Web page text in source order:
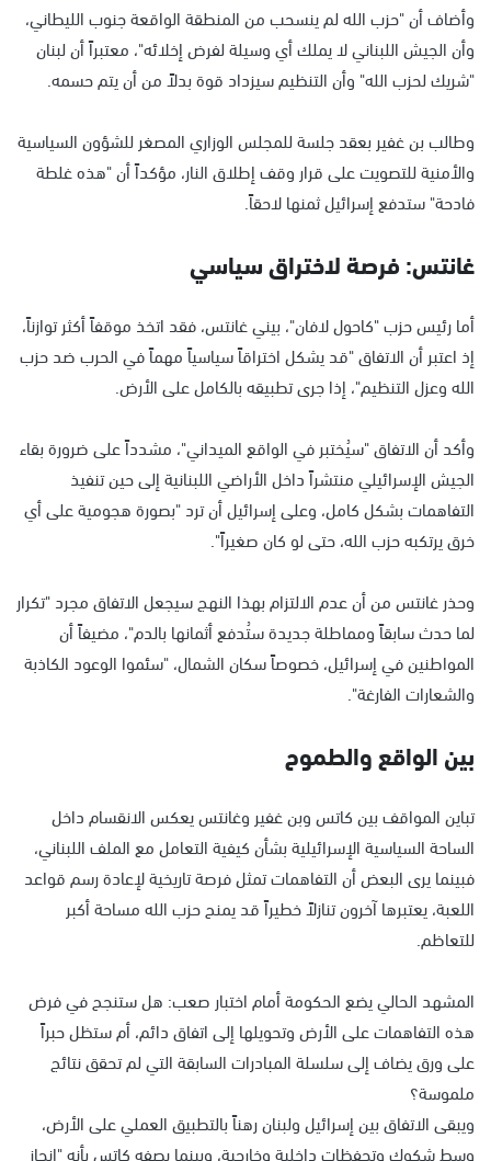
وأضاف أن "حزب الله لم ينسحب من المنطقة الواقعة جنوب الليطاني،
وأن الجيش اللبناني لا يملك أي وسيلة لفرض إخلائه"، معتبراً أن لبنان
"شريك لحزب الله" وأن التنظيم سيزداد قوة بدلاً من أن يتم حسمه.
وطالب بن غفير بعقد جلسة للمجلس الوزاري المصغر للشؤون السياسية
والأمنية للتصويت على قرار وقف إطلاق النار، مؤكداً أن "هذه غلطة
فادحة" ستدفع إسرائيل ثمنها لاحقاً.
غانتس: فرصة لاختراق سياسي
أما رئيس حزب "كاحول لافان"، بيني غانتس، فقد اتخذ موقفاً أكثر توازناً،
إذ اعتبر أن الاتفاق "قد يشكل اختراقاً سياسياً مهماً في الحرب ضد حزب
الله وعزل التنظيم"، إذا جرى تطبيقه بالكامل على الأرض.
وأكد أن الاتفاق "سيُختبر في الواقع الميداني"، مشدداً على ضرورة بقاء
الجيش الإسرائيلي منتشراً داخل الأراضي اللبنانية إلى حين تنفيذ
التفاهمات بشكل كامل، وعلى إسرائيل أن ترد "بصورة هجومية على أي
خرق يرتكبه حزب الله، حتى لو كان صغيراً".
وحذر غانتس من أن عدم الالتزام بهذا النهج سيجعل الاتفاق مجرد "تكرار
لما حدث سابقاً ومماطلة جديدة ستُدفع أثمانها بالدم"، مضيفاً أن
المواطنين في إسرائيل، خصوصاً سكان الشمال، "سئموا الوعود الكاذبة
والشعارات الفارغة".
بين الواقع والطموح
تباين المواقف بين كاتس وبن غفير وغانتس يعكس الانقسام داخل
الساحة السياسية الإسرائيلية بشأن كيفية التعامل مع الملف اللبناني،
فبينما يرى البعض أن التفاهمات تمثل فرصة تاريخية لإعادة رسم قواعد
اللعبة، يعتبرها آخرون تنازلاً خطيراً قد يمنح حزب الله مساحة أكبر
للتعاظم.
المشهد الحالي يضع الحكومة أمام اختبار صعب: هل ستنجح في فرض
هذه التفاهمات على الأرض وتحويلها إلى اتفاق دائم، أم ستظل حبراً
على ورق يضاف إلى سلسلة المبادرات السابقة التي لم تحقق نتائج
ملموسة؟
ويبقى الاتفاق بين إسرائيل ولبنان رهناً بالتطبيق العملي على الأرض،
وسط شكوك وتحفظات داخلية وخارجية، وبينما يصفه كاتس بأنه "إنجاز